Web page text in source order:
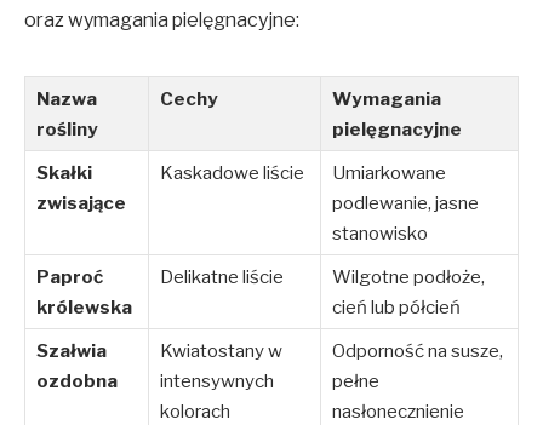
oraz wymagania pielęgnacyjne:
Nazwa
rośliny
Cechy
Wymagania
pielęgnacyjne
Skałki
zwisające
Kaskadowe liście
Umiarkowane
podlewanie, jasne
stanowisko
Paproć
królewska
Delikatne liście
Wilgotne podłoże,
cień lub półcień
Szałwia
ozdobna
Kwiatostany w
intensywnych
kolorach
Odporność na susze,
pełne
nasłonecznienie